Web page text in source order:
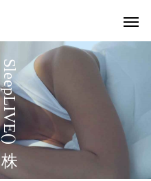
S
l
e
e
p
L
I
V
E
(
株)
に
つ
い